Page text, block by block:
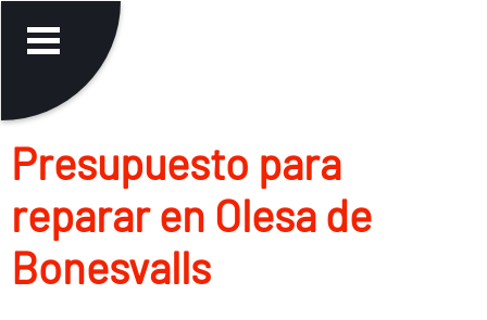
Presupuesto para
reparar en Olesa de
Bonesvalls